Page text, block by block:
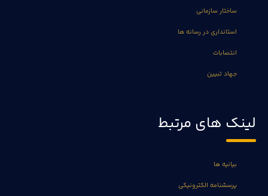
ساختار سازمانی
استانداری در رسانه ها
انتصابات
جهاد تبیین
لینک های مرتبط
بیانیه ها
پرسشنامه الکترونیکی